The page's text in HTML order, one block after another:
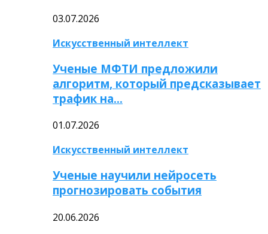
03.07.2026
Искусственный интеллект
Ученые МФТИ предложили
алгоритм, который предсказывает
трафик на…
01.07.2026
Искусственный интеллект
Ученые научили нейросеть
прогнозировать события
20.06.2026